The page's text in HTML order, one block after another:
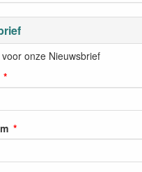
onze Nieuwsbrief